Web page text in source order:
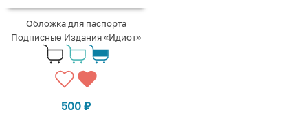
Обложка для паспорта
Подписные Издания «Идиот»
500 ₽